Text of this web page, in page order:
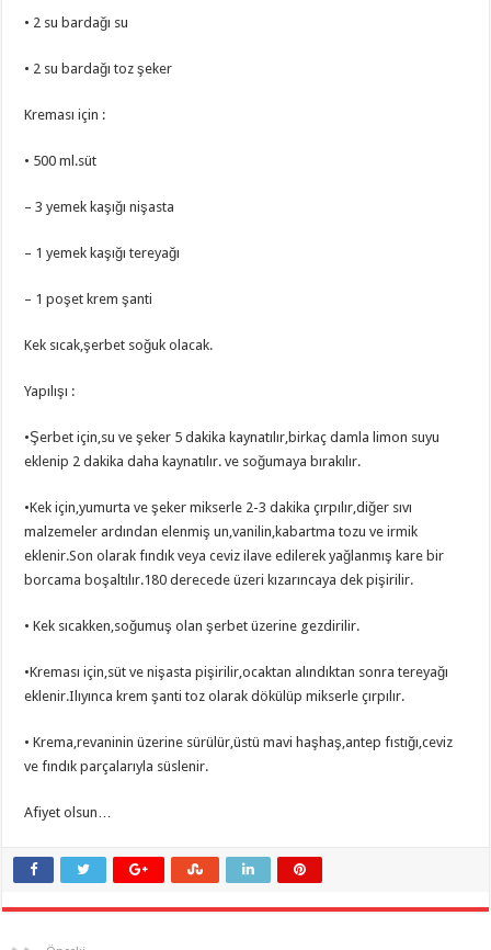
• 2 su bardağı su
• 2 su bardağı toz şeker
Kreması için :
• 500 ml.süt
– 3 yemek kaşığı nişasta
– 1 yemek kaşığı tereyağı
– 1 poşet krem şanti
Kek sıcak,şerbet soğuk olacak.
Yapılışı :
•Şerbet için,su ve şeker 5 dakika kaynatılır,birkaç damla limon suyu
eklenip 2 dakika daha kaynatılır. ve soğumaya bırakılır.
•Kek için,yumurta ve şeker mikserle 2-3 dakika çırpılır,diğer sıvı
malzemeler ardından elenmiş un,vanilin,kabartma tozu ve irmik
eklenir.Son olarak fındık veya ceviz ilave edilerek yağlanmış kare bir
borcama boşaltılır.180 derecede üzeri kızarıncaya dek pişirilir.
• Kek sıcakken,soğumuş olan şerbet üzerine gezdirilir.
•Kreması için,süt ve nişasta pişirilir,ocaktan alındıktan sonra tereyağı
eklenir.Ilıyınca krem şanti toz olarak dökülüp mikserle çırpılır.
• Krema,revaninin üzerine sürülür,üstü mavi haşhaş,antep fıstığı,ceviz
ve fındık parçalarıyla süslenir.
Afiyet olsun…